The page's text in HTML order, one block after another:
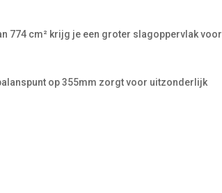
774 cm² krijg je een groter slagoppervlak voor
op 355mm zorgt voor uitzonderlijk